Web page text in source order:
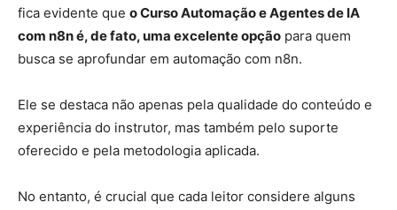
fica evidente que o Curso Automação e Agentes de IA
com n8n é, de fato, uma excelente opção para quem
busca se aprofundar em automação com n8n.
Ele se destaca não apenas pela qualidade do conteúdo e
experiência do instrutor, mas também pelo suporte
oferecido e pela metodologia aplicada.
No entanto, é crucial que cada leitor considere alguns